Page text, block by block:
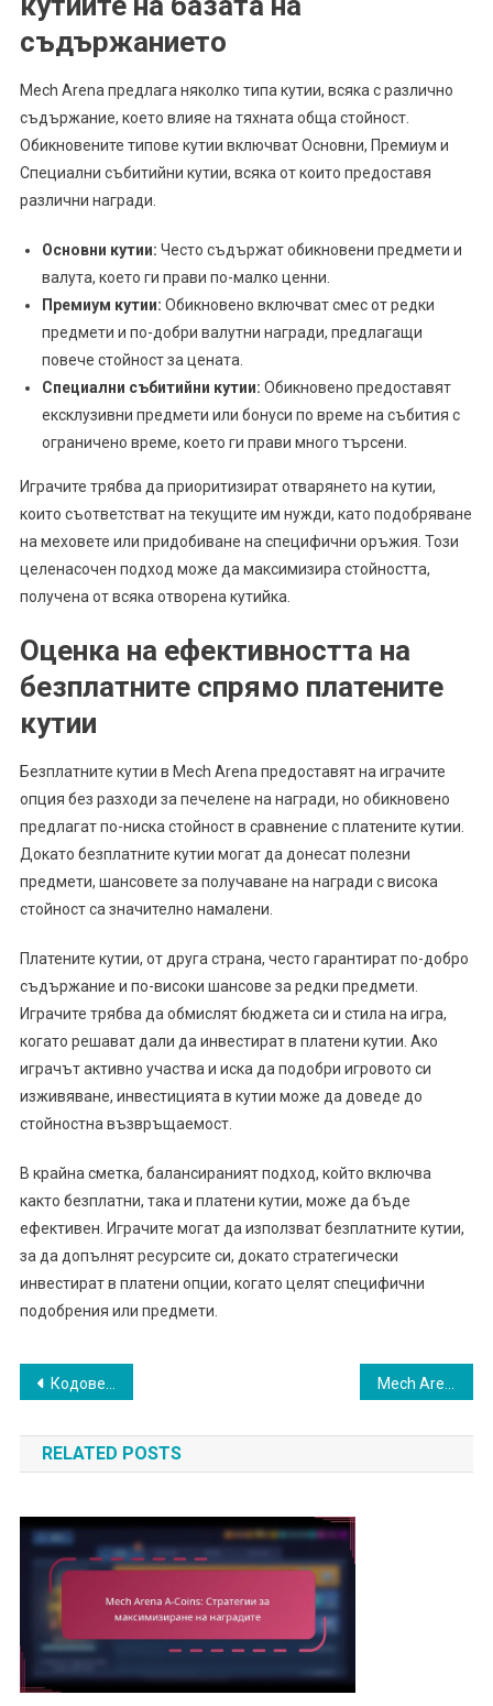
съдържанието
Mech Arena предлага няколко типа кутии, всяка с различно
съдържание, което влияе на тяхната обща стойност.
Обикновените типове кутии включват Основни, Премиум и
Специални събитийни кутии, всяка от които предоставя
различни награди.
Основни кутии: Често съдържат обикновени предмети и
валута, което ги прави по-малко ценни.
Премиум кутии: Обикновено включват смес от редки
предмети и по-добри валутни награди, предлагащи
повече стойност за цената.
Специални събитийни кутии: Обикновено предоставят
ексклузивни предмети или бонуси по време на събития с
ограничено време, което ги прави много търсени.
Играчите трябва да приоритизират отварянето на кутии,
които съответстват на текущите им нужди, като подобряване
на меховете или придобиване на специфични оръжия. Този
целенасочен подход може да максимизира стойността,
получена от всяка отворена кутийка.
Оценка на ефективността на
безплатните спрямо платените
кутии
Безплатните кутии в Mech Arena предоставят на играчите
опция без разходи за печелене на награди, но обикновено
предлагат по-ниска стойност в сравнение с платените кутии.
Докато безплатните кутии могат да донесат полезни
предмети, шансовете за получаване на награди с висока
стойност са значително намалени.
Платените кутии, от друга страна, често гарантират по-добро
съдържание и по-високи шансове за редки предмети.
Играчите трябва да обмислят бюджета си и стила на игра,
когато решават дали да инвестират в платени кутии. Ако
играчът активно участва и иска да подобри игровото си
изживяване, инвестицията в кутии може да доведе до
стойностна възвръщаемост.
В крайна сметка, балансираният подход, който включва
както безплатни, така и платени кутии, може да бъде
ефективен. Играчите могат да използват безплатните кутии,
за да допълнят ресурсите си, докато стратегически
инвестират в платени опции, когато целят специфични
подобрения или предмети.
Post
navigation
Кодове за отстъпка в Mech Arena: Чести проблеми и решения Mech Arena Battle Pass: Предимства на ранната покупка
RELATED POSTS